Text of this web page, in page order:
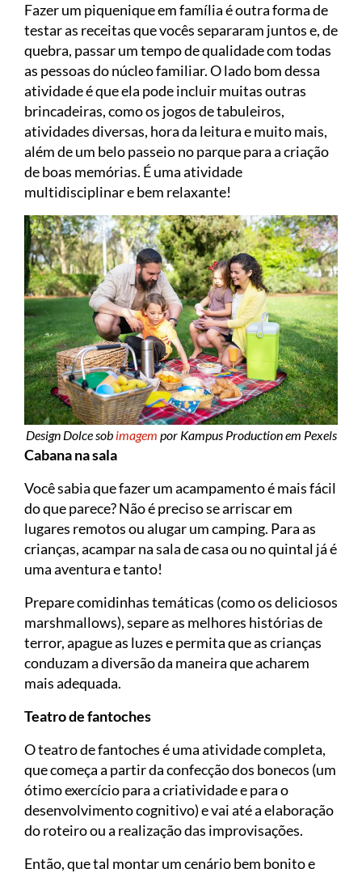
Fazer um piquenique em família é outra forma de
testar as receitas que vocês separaram juntos e, de
quebra, passar um tempo de qualidade com todas
as pessoas do núcleo familiar. O lado bom dessa
atividade é que ela pode incluir muitas outras
brincadeiras, como os jogos de tabuleiros,
atividades diversas, hora da leitura e muito mais,
além de um belo passeio no parque para a criação
de boas memórias. É uma atividade
multidisciplinar e bem relaxante!
Design Dolce sob imagem por Kampus Production em Pexels
Cabana na sala
Você sabia que fazer um acampamento é mais fácil
do que parece? Não é preciso se arriscar em
lugares remotos ou alugar um camping. Para as
crianças, acampar na sala de casa ou no quintal já é
uma aventura e tanto!
Prepare comidinhas temáticas (como os deliciosos
marshmallows), separe as melhores histórias de
terror, apague as luzes e permita que as crianças
conduzam a diversão da maneira que acharem
mais adequada.
Teatro de fantoches
O teatro de fantoches é uma atividade completa,
que começa a partir da confecção dos bonecos (um
ótimo exercício para a criatividade e para o
desenvolvimento cognitivo) e vai até a elaboração
do roteiro ou a realização das improvisações.
Então, que tal montar um cenário bem bonito e